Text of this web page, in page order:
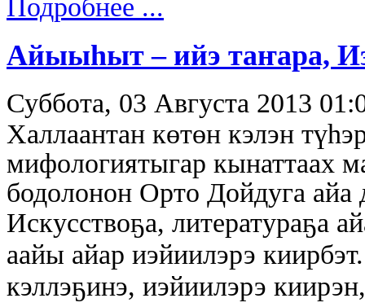
Подробнее ...
Айыыһыт – ийэ таҥара,
Суббота, 03 Августа 2013
Халлаантан көтөн кэлэн
мифологиятыгар кынаттаах
бодолонон Орто Дойдуга айа
Искусствоҕа, литератураҕа
аайы айар иэйиилэрэ
кэллэҕинэ, иэйиилэрэ